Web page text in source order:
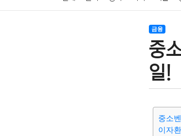
결혼 육아
기술
금융
중
일!
중소
이자